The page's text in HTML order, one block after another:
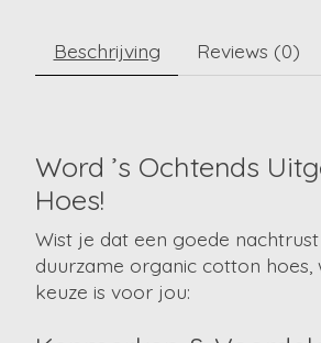
Beschrijving Reviews (0)
Word ’s Ochtends
Hoes!
Wist je dat een goede
duurzame organic cotton
keuze is voor jou: